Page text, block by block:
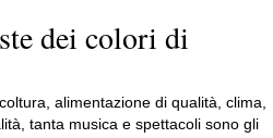
dei colori di
alimentazione di qualità, clima,
tanta musica e spettacoli sono gli